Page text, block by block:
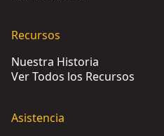
Recursos
Nuestra Historia
Ver Todos los Recursos
Asistencia